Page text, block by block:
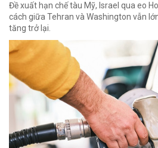
Đề xuất hạn chế tàu Mỹ, Israel qua eo
cách giữa Tehran và Washington vẫn
tăng trở lại.